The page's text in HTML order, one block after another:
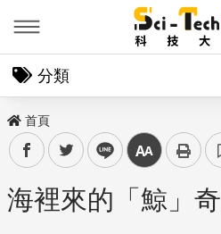
分類
首頁
facebooktwitter line 中
海裡來的「鯨」奇